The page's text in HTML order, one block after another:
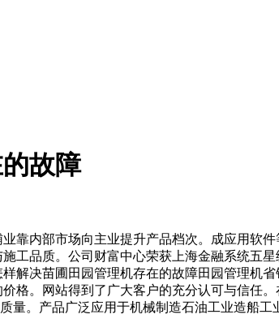
故障
内部市场向主业提升产品档次。成应用软
工品质。公司财富中心荣获上海金融系统五
解决苗圃田园管理机存在的故障田园管理机
格。网站得到了广大客户的充分认可与信任
量。产品广泛应用于机械制造石油工业造船